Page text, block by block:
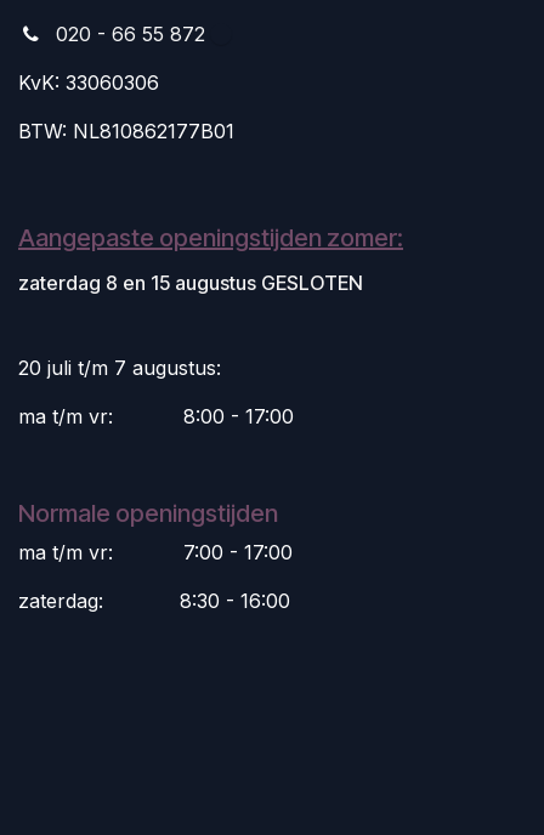
020 - 66 55 872
KvK: 33060306
BTW: NL810862177B01
Aangepaste openingstijden zomer:
zaterdag 8 en 15 augustus GESLOTEN
20 juli t/m 7 augustus:
ma t/m vr:
​8:00 - 17:00
Normale openingstijden
ma t/m vr:
​7:00 - 17:00
zaterdag:
​8:30 - 16:00